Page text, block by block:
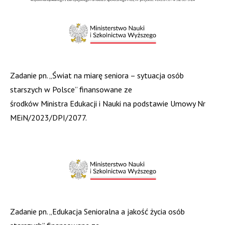
Zadanie pn. „Świat na miarę seniora – sytuacja osób
starszych w Polsce” finansowane ze
środków Ministra Edukacji i Nauki na podstawie Umowy Nr
MEiN/2023/DPI/2077.
Zadanie pn. „Edukacja Senioralna a jakość życia osób